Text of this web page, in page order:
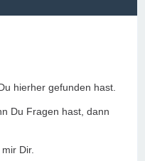
hierher gefunden hast.
Du Fragen hast, dann
Dir.